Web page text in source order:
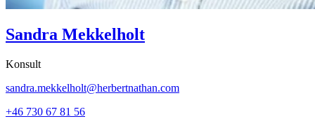
Sandra Mekkelholt
Konsult
sandra.mekkelholt@herbertnathan.com
+46 730 67 81 56